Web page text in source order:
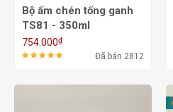
Bộ ấm chén tống ganh
TS81 - 350ml
754.000₫
Đã bán 2812